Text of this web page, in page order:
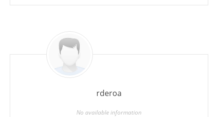
rderoa
No available information